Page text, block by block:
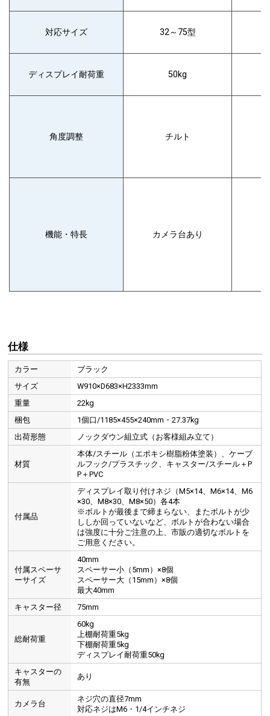
画面を見やすい角度に調整
画面を見やすい角度に調整できる±10°のチルト機能搭載で、長時間の
なっています。
簡単＆しっかり固定
対応サイズ
ディスプレイ耐荷重
角度調整
機能・特長
32～75型
50kg
チルト
カメラ台あり
仕様
カラー
ブラック
サイズ
W910×D683×H2333mm
重量
22kg
梱包
1個口/1185×455×240mm・27.37kg
出荷形態
ノックダウン組立式（お客様組み立て）
材質
本体/スチール（エポキシ樹脂粉体塗装）、ケーブ
ルフック/プラスチック、キャスター/スチール＋P
P＋PVC
付属品
ディスプレイ取り付けネジ（M5×14、M6×14、M6
×30、M8×30、M8×50）各4本
※ボルトが最後まで締まらない、またボルトが少
ししか回っていないなど、ボルトが合わない場合
は強度に十分ご注意の上、市販の適切なボルトを
ご用意ください。
付属スペーサ
ーサイズ
40mm
スペーサー小（5mm）×8個
スペーサー大（15mm）×8個
最大40mm
キャスター径
75mm
総耐荷重
60kg
上棚耐荷重5kg
下棚耐荷重5kg
ディスプレイ耐荷重50kg
キャスターの
有無
あり
カメラ台
ネジ穴の直径7mm
対応ネジはM6・1/4インチネジ